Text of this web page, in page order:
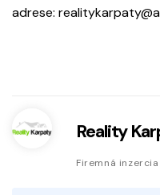
adrese:
Reality
Firemná inzercia